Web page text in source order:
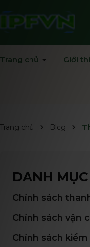
Trang chủ Giới
Trang chủ Blog
DANH
Chính sách
Chính sách vận
Chính sách kiểm